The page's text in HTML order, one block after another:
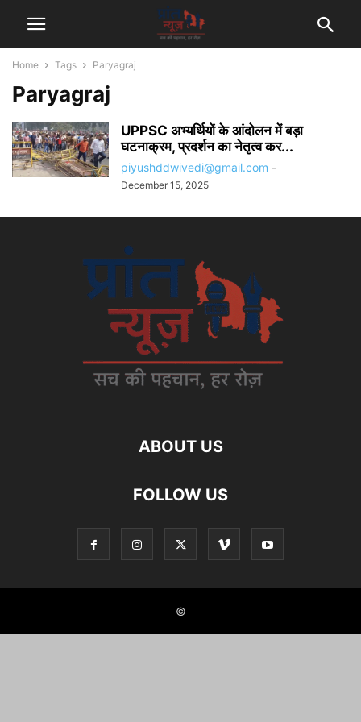
Home Tags Paryagraj
Paryagraj
UPPSC अभ्यर्थियों के आंदोलन में बड़ा
घटनाक्रम, प्रदर्शन का नेतृत्व कर...
piyushddwivedi@gmail.com -
December 15, 2025
ABOUT US
FOLLOW US
©